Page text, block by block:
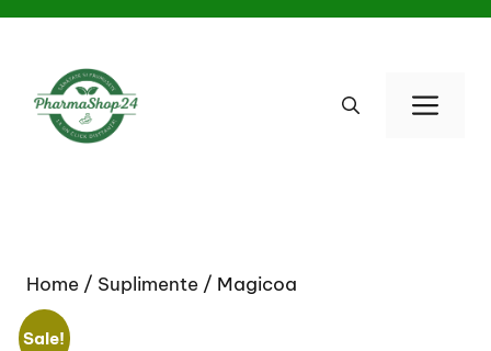
Skip
content
Home / Suplimente / Magicoa
Sale!